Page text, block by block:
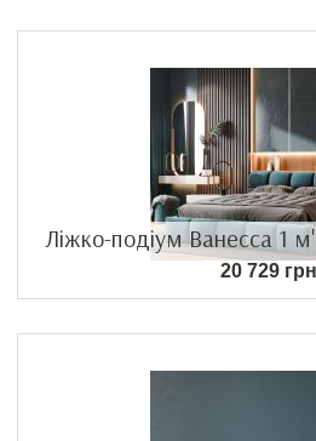
Ліжко-подіум Ванесса 1
20 729